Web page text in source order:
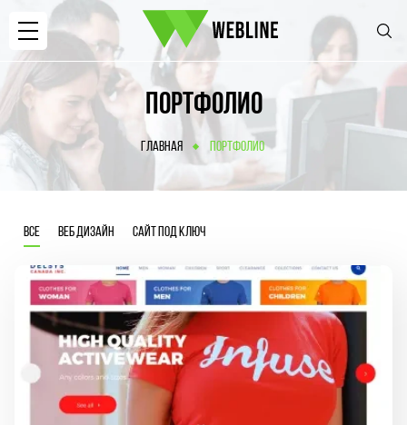
ПОРТФОЛИО
ГЛАВНАЯ ПОРТФОЛИО
ВСЕ ВЕБ ДИЗАЙН САЙТ ПОД КЛЮЧ